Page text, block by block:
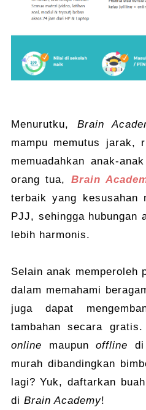
Menurutku, Brain
mampu memutus jarak,
memuadahkan anak-
orang tua, Brain
terbaik yang kesusahan
PJJ, sehingga hubungan
lebih harmonis.
Selain anak memperoleh
dalam memahami
juga dapat
tambahan secara
online maupunofflinedi
murah dibandingkan
lagi? Yuk, daftarkan
di Brain Academy!